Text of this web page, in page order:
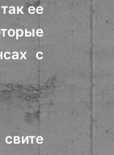
ее
с